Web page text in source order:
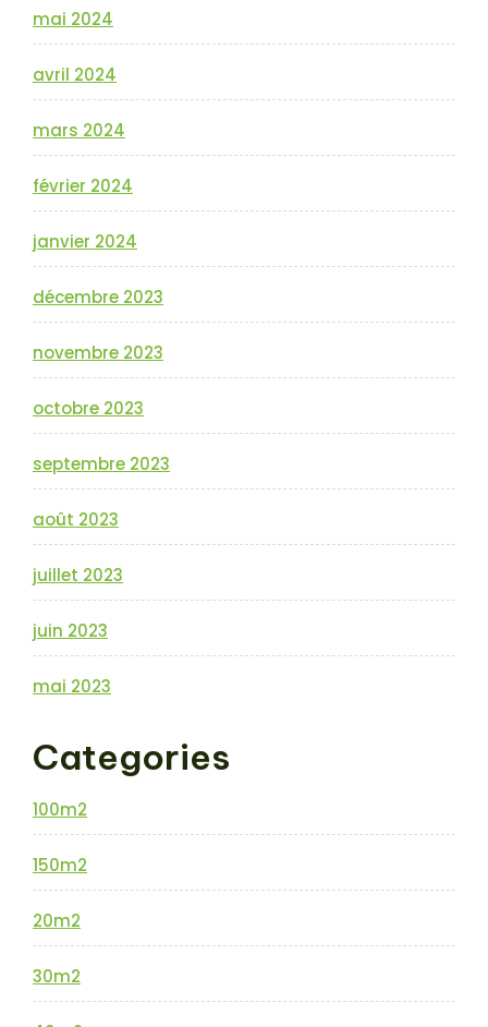
mai 2024
avril 2024
mars 2024
février 2024
janvier 2024
décembre 2023
novembre 2023
octobre 2023
septembre 2023
août 2023
juillet 2023
juin 2023
mai 2023
Categories
100m2
150m2
20m2
30m2